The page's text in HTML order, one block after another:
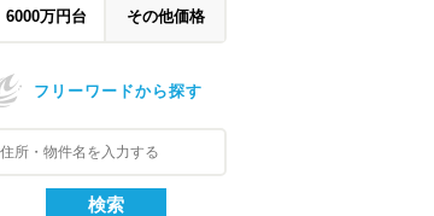
6000万円台 その他価格
フリーワードから探す